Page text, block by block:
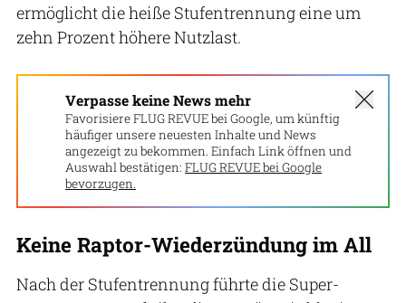
ermöglicht die heiße Stufentrennung eine um
zehn Prozent höhere Nutzlast.
Verpasse keine News mehr
Favorisiere FLUG REVUE bei Google, um künftig
häufiger unsere neuesten Inhalte und News
angezeigt zu bekommen. Einfach Link öffnen und
Auswahl bestätigen: FLUG REVUE bei Google
bevorzugen.
Keine Raptor-Wiederzündung im All
Nach der Stufentrennung führte die Super-